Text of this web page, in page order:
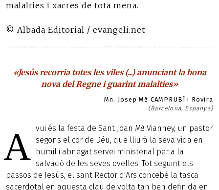
malalties i xacres de tota mena.
© Albada Editorial / evangeli.net
«Jesús recorria totes les viles (...) anunciant la bona
nova del Regne i guarint malalties»
Mn. Josep Mª CAMPRUBÍ i Rovira
(Barcelona, Espanya)
A vui és la festa de Sant Joan Mª Vianney, un pastor
segons el cor de Déu, que lliurà la seva vida en
humil i abnegat servei ministerial per a la
salvació de les seves ovelles. Tot seguint els
passos de Jesús, el sant Rector d'Ars concebé la tasca
sacerdotal en aquesta clau de volta tan ben definida en